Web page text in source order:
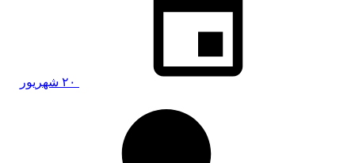
۲۰ شهریور